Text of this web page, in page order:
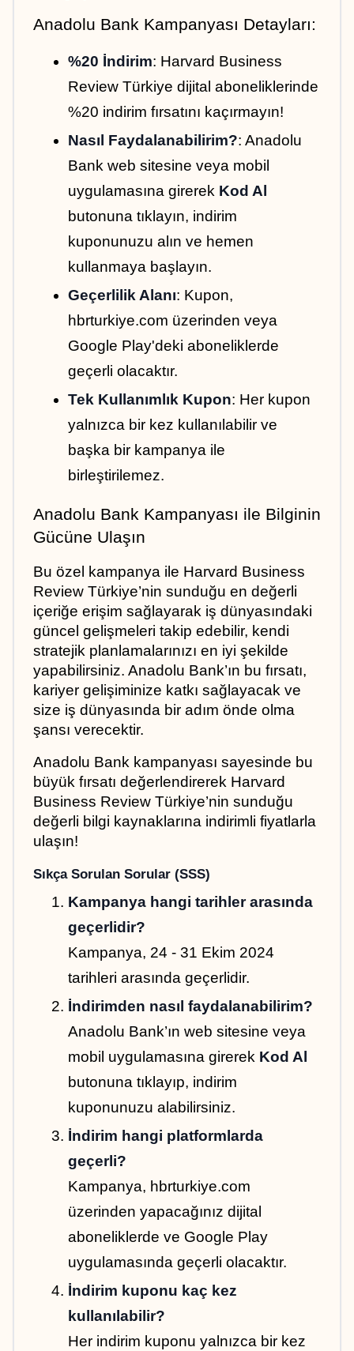
Anadolu Bank Kampanyası Detayları:
%20 İndirim: Harvard Business
Review Türkiye dijital aboneliklerinde
%20 indirim fırsatını kaçırmayın!
Nasıl Faydalanabilirim?: Anadolu
Bank web sitesine veya mobil
uygulamasına girerek Kod Al
butonuna tıklayın, indirim
kuponunuzu alın ve hemen
kullanmaya başlayın.
Geçerlilik Alanı: Kupon,
hbrturkiye.com üzerinden veya
Google Play'deki aboneliklerde
geçerli olacaktır.
Tek Kullanımlık Kupon: Her kupon
yalnızca bir kez kullanılabilir ve
başka bir kampanya ile
birleştirilemez.
Anadolu Bank Kampanyası ile Bilginin
Gücüne Ulaşın
Bu özel kampanya ile Harvard Business
Review Türkiye’nin sunduğu en değerli
içeriğe erişim sağlayarak iş dünyasındaki
güncel gelişmeleri takip edebilir, kendi
stratejik planlamalarınızı en iyi şekilde
yapabilirsiniz. Anadolu Bank’ın bu fırsatı,
kariyer gelişiminize katkı sağlayacak ve
size iş dünyasında bir adım önde olma
şansı verecektir.
Anadolu Bank kampanyası sayesinde bu
büyük fırsatı değerlendirerek Harvard
Business Review Türkiye’nin sunduğu
değerli bilgi kaynaklarına indirimli fiyatlarla
ulaşın!
Sıkça Sorulan Sorular (SSS)
Kampanya hangi tarihler arasında
geçerlidir?
Kampanya, 24 - 31 Ekim 2024
tarihleri arasında geçerlidir.
İndirimden nasıl faydalanabilirim?
Anadolu Bank’ın web sitesine veya
mobil uygulamasına girerek Kod Al
butonuna tıklayıp, indirim
kuponunuzu alabilirsiniz.
İndirim hangi platformlarda
geçerli?
Kampanya, hbrturkiye.com
üzerinden yapacağınız dijital
aboneliklerde ve Google Play
uygulamasında geçerli olacaktır.
İndirim kuponu kaç kez
kullanılabilir?
Her indirim kuponu yalnızca bir kez